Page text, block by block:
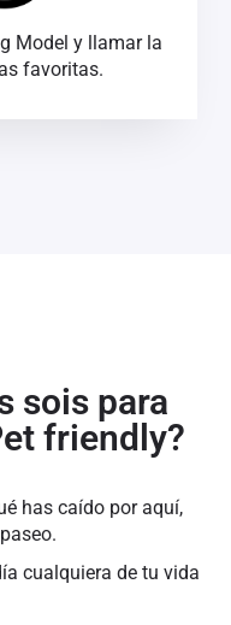
Model y llamar la
favoritas.
sois para
friendly?
has caído por aquí,
cualquiera de tu vida